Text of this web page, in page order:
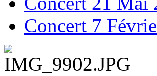
Concert 7